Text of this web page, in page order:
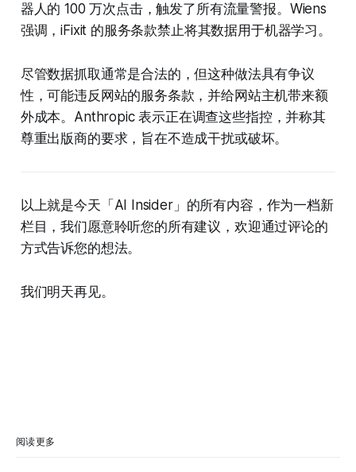
器人的 100 万次点击，触发了所有流量警报。Wiens
强调，iFixit 的服务条款禁止将其数据用于机器学习。
尽管数据抓取通常是合法的，但这种做法具有争议
性，可能违反网站的服务条款，并给网站主机带来额
外成本。Anthropic 表示正在调查这些指控，并称其
尊重出版商的要求，旨在不造成干扰或破坏。
以上就是今天「AI Insider」的所有内容，作为一档新
栏目，我们愿意聆听您的所有建议，欢迎通过评论的
方式告诉您的想法。
我们明天再见。
阅读更多